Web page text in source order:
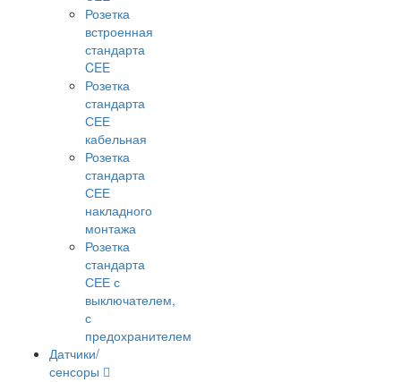
Розетка
встроенная
стандарта
CEE
Розетка
стандарта
СЕЕ
кабельная
Розетка
стандарта
СЕЕ
накладного
монтажа
Розетка
стандарта
СЕЕ с
выключателем,
с
предохранителем
Датчики/
сенсоры